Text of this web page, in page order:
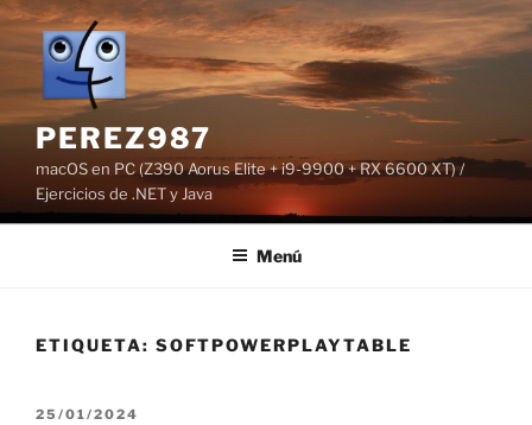
Saltar
contenido
PEREZ987
macOS en PC (Z390 Aorus Elite + i9-9900 + RX 6600 XT) /
Ejercicios de .NET y Java
Menú
ETIQUETA: SOFTPOWERPLAYTABLE
PUBLICADO
25/01/2024